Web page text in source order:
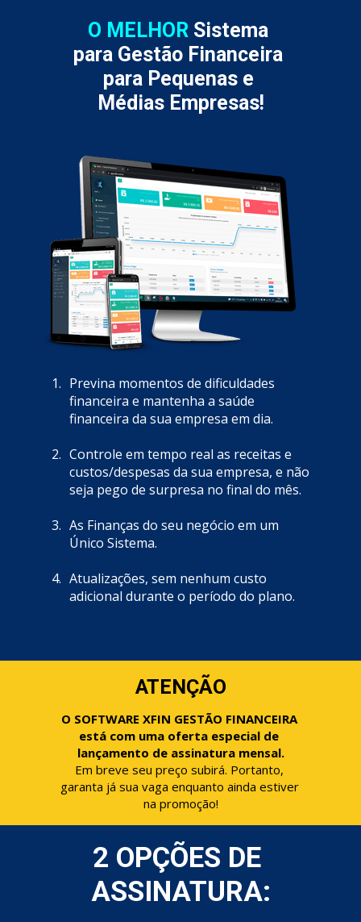
O MELHOR Sistema
para Gestão Financeira
para Pequenas e
Médias Empresas!
Previna momentos de dificuldades
financeira e mantenha a saúde
financeira da sua empresa em dia.
Controle em tempo real as receitas e
custos/despesas da sua empresa, e não
seja pego de surpresa no final do mês.
As Finanças do seu negócio em um
Único Sistema.
Atualizações, sem nenhum custo
adicional durante o período do plano.
ATENÇÃO
O SOFTWARE XFIN GESTÃO FINANCEIRA
está com uma oferta especial de
lançamento de assinatura mensal.
Em breve seu preço subirá. Portanto,
garanta já sua vaga enquanto ainda estiver
na promoção!
2 OPÇÕES DE
ASSINATURA: